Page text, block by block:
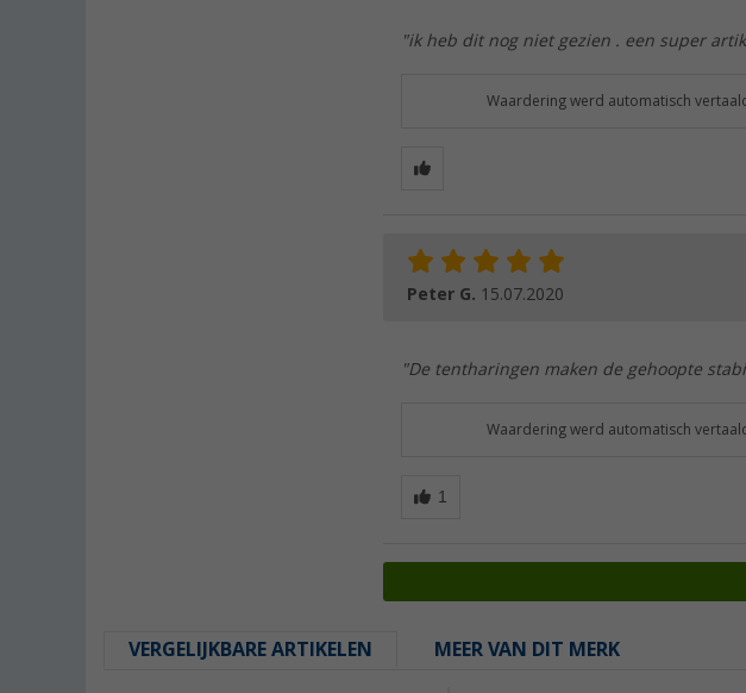
"ik heb dit nog niet gezien . een super
Waardering werd automatisch
Peter G. 15.07.2020
"De tentharingen maken de gehoopte
Waardering werd automatisch
VERGELIJKBARE ARTIKELEN MEER VAN DIT MERK